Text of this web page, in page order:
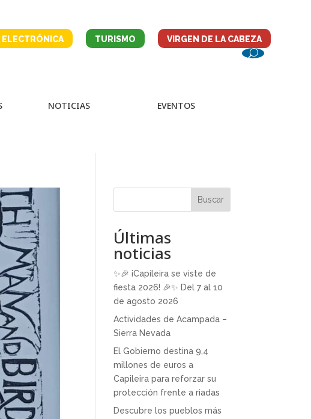
ELECTRÓNICA TURISMO VIRGEN DE LA CABEZA
NOTICIAS EVENTOS
Buscar
Últimas
noticias
✨🎉 ¡Capileira se viste de
fiesta 2026! 🎉✨ Del 7 al 10
de agosto 2026
Actividades de Acampada –
Sierra Nevada
El Gobierno destina 9,4
millones de euros a
Capileira para reforzar su
protección frente a riadas
Descubre los pueblos más